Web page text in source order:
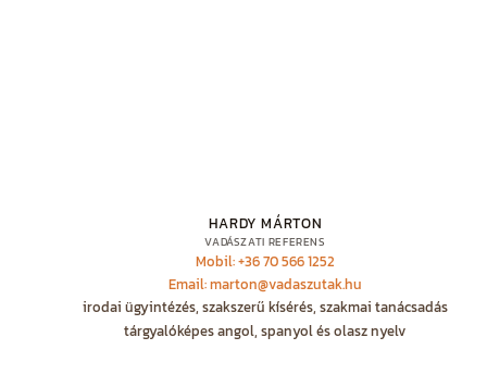
HARDY MÁRTON
VADÁSZATI REFERENS
Mobil: +36 70 566 1252
Email: marton@vadaszutak.hu
irodai ügyintézés, szakszerű kísérés, szakmai tanácsadás
tárgyalóképes angol, spanyol és olasz nyelv